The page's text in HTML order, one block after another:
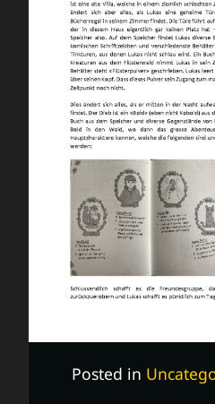
Posted in